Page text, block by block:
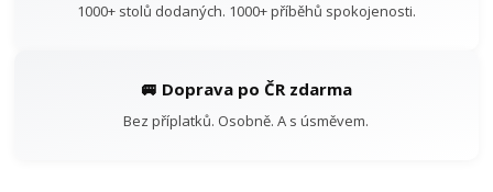
1000+ stolů dodaných. 1000+ příběhů spokojenosti.
🚐 Doprava po ČR zdarma
Bez příplatků. Osobně. A s úsměvem.